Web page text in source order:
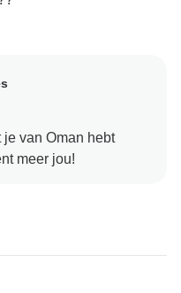
van Oman hebt